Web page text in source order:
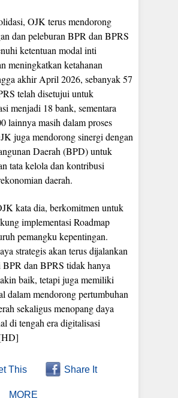
OJK terus mendorong
dan peleburan BPR dan BPRS
ketentuan modal inti
meningkatkan ketahanan
akhir April 2026, sebanyak 57
telah disetujui untuk
menjadi 18 bank, sementara
lainnya masih dalam proses
juga mendorong sinergi dengan
Daerah (BPD) untuk
tata kelola dan kontribusi
daerah.
kata dia, berkomitmen untuk
implementasi Roadmap
pemangku kepentingan.
strategis akan terus dijalankan
BPR dan BPRS tidak hanya
baik, tetapi juga memiliki
dalam mendorong pertumbuhan
sekaligus menopang daya
di tengah era digitalisasi
This Share It
MORE